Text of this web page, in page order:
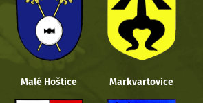
Malé Hoštice Markvartovice